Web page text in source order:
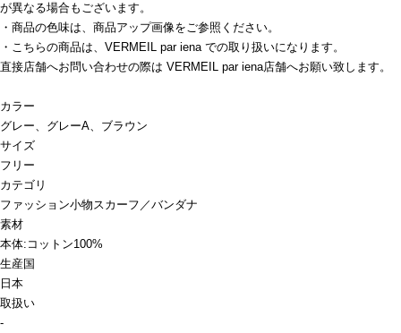
が異なる場合もございます。
・商品の色味は、商品アップ画像をご参照ください。
・こちらの商品は、VERMEIL par iena での取り扱いになります。
直接店舗へお問い合わせの際は VERMEIL par iena店舗へお願い致します。
カラー
グレー、グレーA、ブラウン
サイズ
フリー
カテゴリ
ファッション小物スカーフ／バンダナ
素材
本体:コットン100%
生産国
日本
取扱い
-